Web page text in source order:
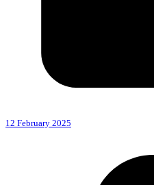
12 February 2025